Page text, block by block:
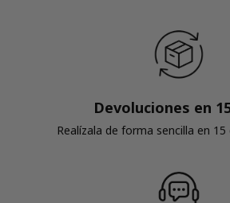
Devoluciones en
Realízala de forma sencilla en